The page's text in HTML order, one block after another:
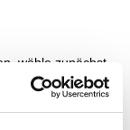
wähle zunächst